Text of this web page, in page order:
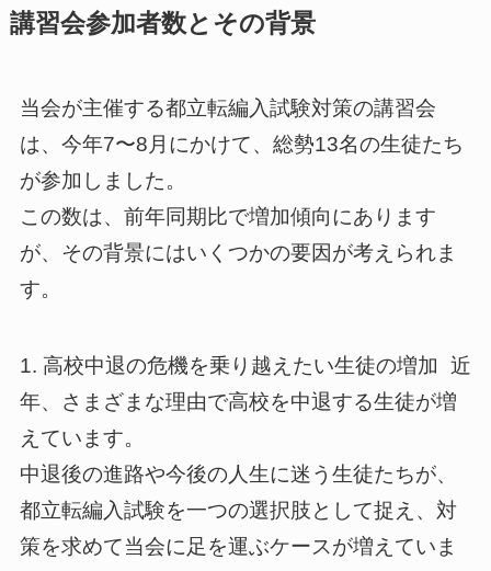
講習会参加者数とその背景
当会が主催する都立転編入試験対策の講習会
は、今年7〜8月にかけて、総勢13名の生徒たち
が参加しました。
この数は、前年同期比で増加傾向にあります
が、その背景にはいくつかの要因が考えられま
す。
1. 高校中退の危機を乗り越えたい生徒の増加 近
年、さまざまな理由で高校を中退する生徒が増
えています。
中退後の進路や今後の人生に迷う生徒たちが、
都立転編入試験を一つの選択肢として捉え、対
策を求めて当会に足を運ぶケースが増えていま